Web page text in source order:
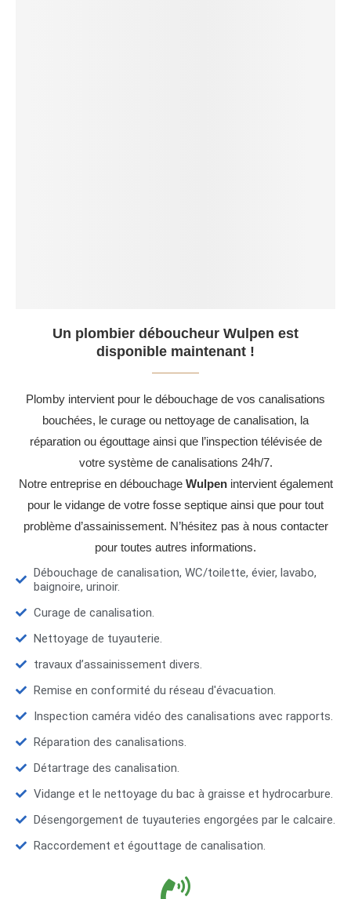
Un plombier déboucheur Wulpen est
disponible maintenant !
Plomby intervient pour le débouchage de vos canalisations
bouchées, le curage ou nettoyage de canalisation, la
réparation ou égouttage ainsi que l’inspection télévisée de
votre système de canalisations 24h/7.
Notre entreprise en débouchage Wulpenintervient également
pour le vidange de votre fosse septique ainsi que pour tout
problème d’assainissement. N’hésitez pas à nous contacter
pour toutes autres informations.
Débouchage de canalisation, WC/toilette, évier, lavabo,
baignoire, urinoir.
Curage de canalisation.
Nettoyage de tuyauterie.
travaux d’assainissement divers.
Remise en conformité du réseau d'évacuation.
Inspection caméra vidéo des canalisations avec rapports.
Réparation des canalisations.
Détartrage des canalisation.
Vidange et le nettoyage du bac à graisse et hydrocarbure.
Désengorgement de tuyauteries engorgées par le calcaire.
Raccordement et égouttage de canalisation.